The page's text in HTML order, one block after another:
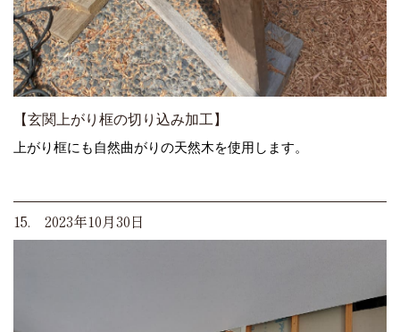
【玄関上がり框の切り込み加工】
上がり框にも自然曲がりの天然木を使用します。
15. 2023年10月30日